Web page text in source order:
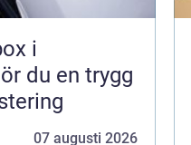
i
07 augusti 2026